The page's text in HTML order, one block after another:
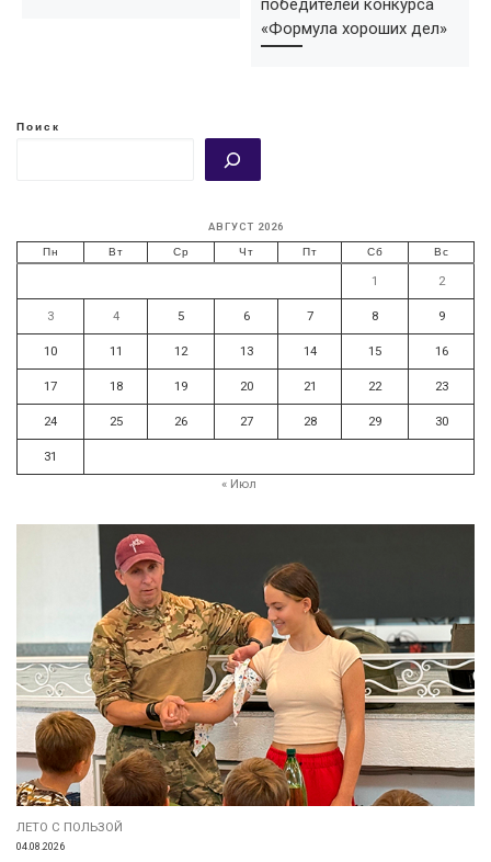
победителей конкурса
«Формула хороших дел»
Поиск
АВГУСТ 2026
Пн Вт Ср Чт Пт Сб Вс
1 2
3 4 5 6 7 8 9
10 11 12 13 14 15 16
17 18 19 20 21 22 23
24 25 26 27 28 29 30
31
« Июл
ЛЕТО С ПОЛЬЗОЙ
04.08.2026